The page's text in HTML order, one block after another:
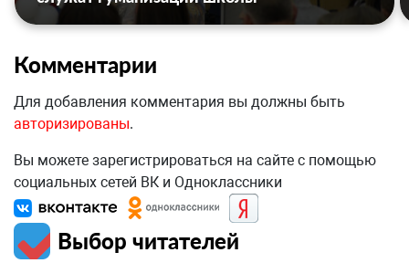
Комментарии
Для добавления комментария вы должны быть
авторизированы.
Вы можете зарегистрироваться на сайте с помощью
социальных сетей ВК и Одноклассники
Выбор читателей